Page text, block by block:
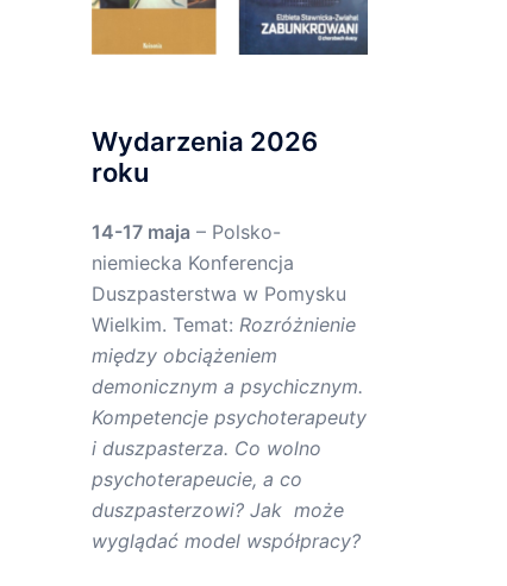
Wydarzenia 2026
roku
14-17 maja – Polsko-
niemiecka Konferencja
Duszpasterstwa w Pomysku
Wielkim. Temat: Rozróżnienie
między obciążeniem
demonicznym a psychicznym.
Kompetencje psychoterapeuty
i duszpasterza. Co wolno
psychoterapeucie, a co
duszpasterzowi? Jak może
wyglądać model współpracy?